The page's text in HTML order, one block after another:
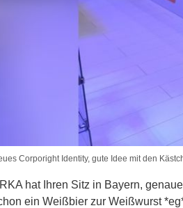
Corporight Identity, gute Idee mit den
hat Ihren Sitz in Bayern,
ein Weißbier zur Weißwurst